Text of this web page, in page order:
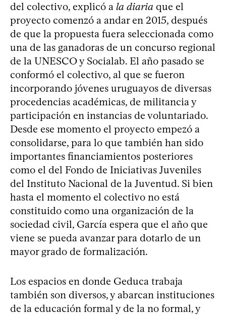
del colectivo, explicó a la diaria que el
proyecto comenzó a andar en 2015, después
de que la propuesta fuera seleccionada como
una de las ganadoras de un concurso regional
de la UNESCO y Socialab. El año pasado se
conformó el colectivo, al que se fueron
incorporando jóvenes uruguayos de diversas
procedencias académicas, de militancia y
participación en instancias de voluntariado.
Desde ese momento el proyecto empezó a
consolidarse, para lo que también han sido
importantes financiamientos posteriores
como el del Fondo de Iniciativas Juveniles
del Instituto Nacional de la Juventud. Si bien
hasta el momento el colectivo no está
constituido como una organización de la
sociedad civil, García espera que el año que
viene se pueda avanzar para dotarlo de un
mayor grado de formalización.
Los espacios en donde Geduca trabaja
también son diversos, y abarcan instituciones
de la educación formal y de la no formal, y